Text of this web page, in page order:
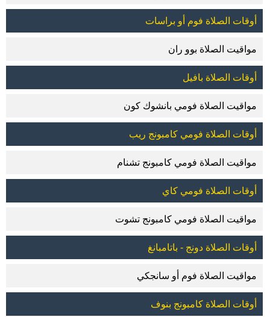
أوقات الصلاة فوم أو براسات
مواقيت الصلاة بوو ران
أوقات الصلاة بافيل
مواقيت الصلاة فومي بانشوك كون
أوقات الصلاة فومي كامبونج ريب
مواقيت الصلاة فومي كامبونج تشنام
أوقات الصلاة فومي كاي
مواقيت الصلاة فومي كامبونج تشوت
أوقات الصلاة دونج - باتامبانغ
مواقيت الصلاة فوم أو سانجكي
أوقات الصلاة كامبونج بنوف